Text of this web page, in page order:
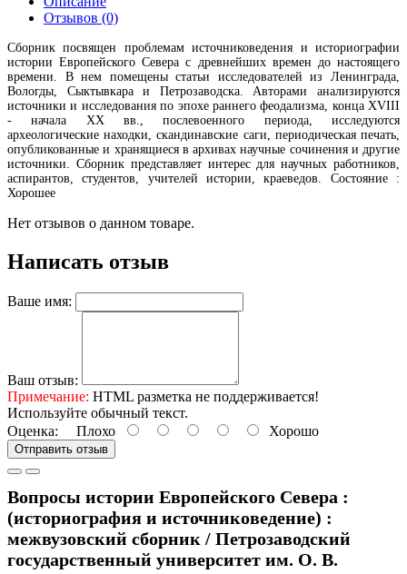
Отзывов (0)
Сборник посвящен проблемам источниковедения и историографии
истории Европейского Севера с древнейших времен до настоящего
времени. В нем помещены статьи исследователей из Ленинграда,
Вологды, Сыктывкара и Петрозаводска. Авторами анализируются
источники и исследования по эпохе раннего феодализма, конца XVIII
- начала XX вв., послевоенного периода, исследуются
археологические находки, скандинавские саги, периодическая печать,
опубликованные и хранящиеся в архивах научные сочинения и другие
источники. Сборник представляет интерес для научных работников,
аспирантов, студентов, учителей истории, краеведов. Состояние :
Хорошее
Нет отзывов о данном товаре.
Написать отзыв
Ваше имя:
Ваш отзыв:
Примечание: HTML разметка не поддерживается!
Используйте обычный текст.
Оценка: Плохо Хорошо
Отправить отзыв
Вопросы истории Европейского Севера :
(историография и источниковедение) :
межвузовский сборник / Петрозаводский
государственный университет им. О. В.